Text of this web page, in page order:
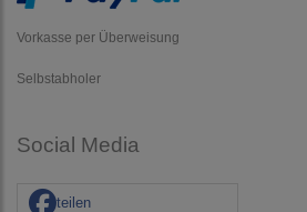
Vorkasse per Überweisung
Selbstabholer
Social Media
teilen